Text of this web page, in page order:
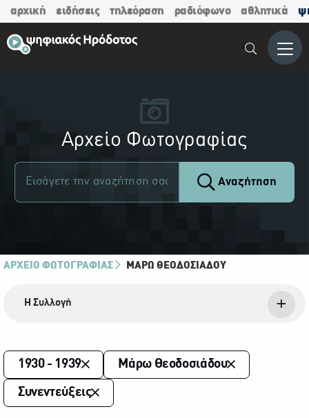
αρχική ειδήσεις τηλεόραση ραδιόφωνο αθλητικά
Μενού
Αρχείο Φωτογραφίας
Αναζήτηση
ΑΡΧΕΙΟ ΦΩΤΟΓΡΑΦΙΑΣ ΜΆΡΩ ΘΕΟΔΟΣΙΆΔΟΥ
Η Συλλογή
1930 - 1939 Μάρω Θεοδοσιάδου
Συνεντεύξεις